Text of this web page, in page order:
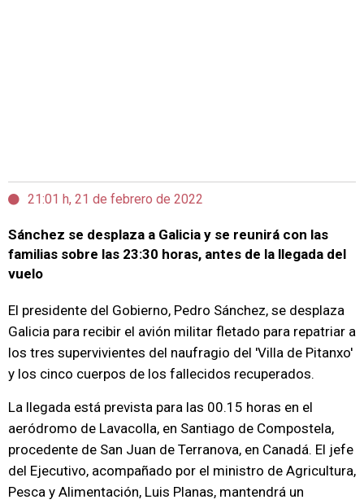
21:01 h, 21 de febrero de 2022
Sánchez se desplaza a Galicia y se reunirá con las
familias sobre las 23:30 horas, antes de la llegada del
vuelo
El presidente del Gobierno, Pedro Sánchez, se desplaza
Galicia para recibir el avión militar fletado para repatriar a
los tres supervivientes del naufragio del 'Villa de Pitanxo'
y los cinco cuerpos de los fallecidos recuperados.
La llegada está prevista para las 00.15 horas en el
aeródromo de Lavacolla, en Santiago de Compostela,
procedente de San Juan de Terranova, en Canadá. El jefe
del Ejecutivo, acompañado por el ministro de Agricultura,
Pesca y Alimentación, Luis Planas, mantendrá un